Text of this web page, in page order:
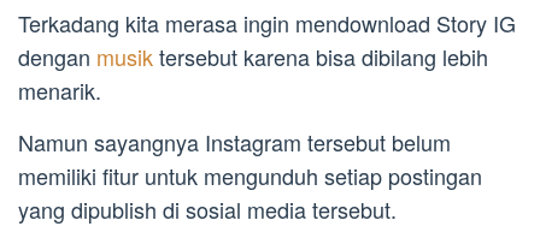
Terkadang kita merasa ingin mendownload Story IG
dengan musiktersebut karena bisa dibilang lebih
menarik.
Namun sayangnya Instagram tersebut belum
memiliki fitur untuk mengunduh setiap postingan
yang dipublish di sosial media tersebut.